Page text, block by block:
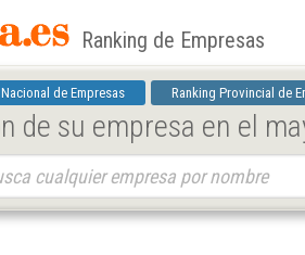
Ranking de Empresas
de Empresas Ranking Provincial de
de su empresa en el